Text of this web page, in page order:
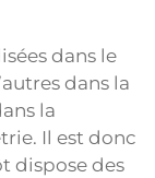
dans le
dans la
la
Il est donc
dispose des